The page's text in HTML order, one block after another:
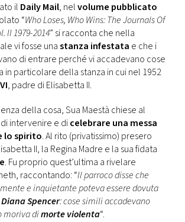
il Daily Mail, nelvolume pubblicato
“Who Loses, Who Wins: The Journals Of
II 1979-2014” si racconta che nella
vi fosse unastanza infestata e che i
di entrare perché vi accadevano cose
in particolare della stanza in cui nel 1952
, padre di Elisabetta II.
della cosa, Sua Maestà chiese al
di intervenire e dicelebrare una messa
lo spirito. Al rito (privatissimo) presero
II, la Regina Madre e la sua fidata
. Fu proprio quest’ultima a rivelare
raccontando: “Il parroco disse che
e inquietante poteva essere dovuta
Spencer: cose simili accadevano
moriva dimorte violenta“.